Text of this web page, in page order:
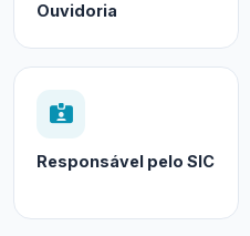
Ouvidoria
Responsável pelo SIC